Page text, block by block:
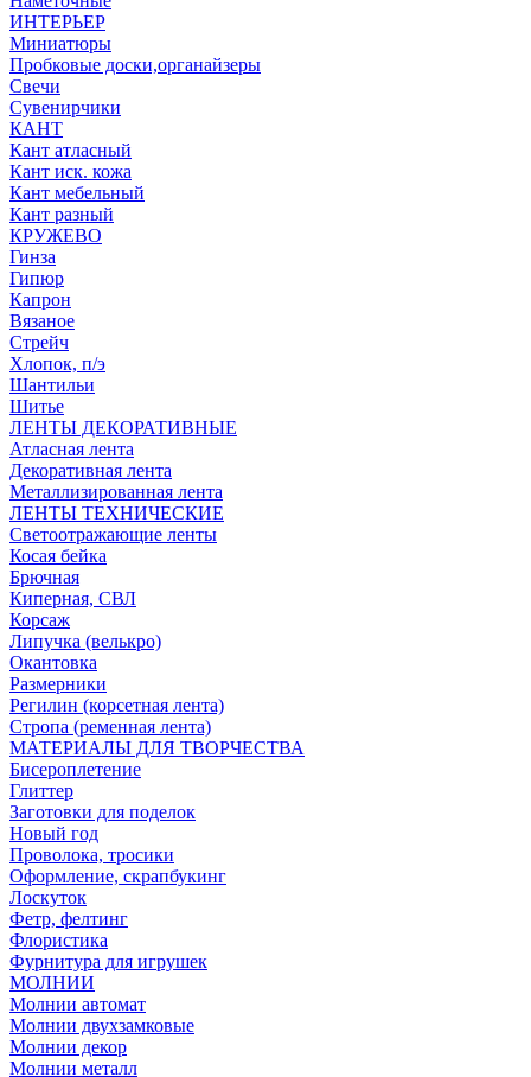
ИНТЕРЬЕР
Миниатюры
Пробковые доски,органайзеры
Свечи
Сувенирчики
КАНТ
Кант атласный
Кант иск. кожа
Кант мебельный
Кант разный
КРУЖЕВО
Гинза
Гипюр
Капрон
Вязаное
Стрейч
Хлопок, п/э
Шантильи
Шитье
ЛЕНТЫ ДЕКОРАТИВНЫЕ
Атласная лента
Декоративная лента
Металлизированная лента
ЛЕНТЫ ТЕХНИЧЕСКИЕ
Светоотражающие ленты
Косая бейка
Брючная
Киперная, СВЛ
Корсаж
Липучка (велькро)
Окантовка
Размерники
Регилин (корсетная лента)
Стропа (ременная лента)
МАТЕРИАЛЫ ДЛЯ ТВОРЧЕСТВА
Бисероплетение
Глиттер
Заготовки для поделок
Новый год
Проволока, тросики
Оформление, скрапбукинг
Лоскуток
Фетр, фелтинг
Флористика
Фурнитура для игрушек
МОЛНИИ
Молнии автомат
Молнии двухзамковые
Молнии декор
Молнии металл